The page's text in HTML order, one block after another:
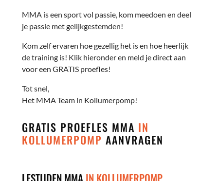
MMA is een sport vol passie, kom meedoen en deel
je passie met gelijkgestemden!
Kom zelf ervaren hoe gezellig het is en hoe heerlijk
de training is! Klik hieronder en meld je direct aan
voor een GRATIS proefles!
Tot snel,
Het MMA Team in Kollumerpomp!
GRATIS PROEFLES MMA IN
KOLLUMERPOMP AANVRAGEN
LESTIJDEN MMAIN KOLLUMERPOMP